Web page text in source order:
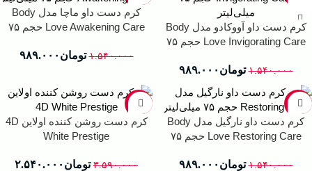
کرم دست داو آووکادو مدل Body
Love Invigorating Care حجم ۷۵
۱.۵۴۰.۰۰۰ تومان ۹۸۹.۰۰۰
کرم دست داو ماچا مدل Body
Love Awakening Care حجم ۷۵
۱.۵۴۰.۰۰۰ تومان ۹۸۹.۰۰۰
کرم دست داو نارگیل مدل Body
Love Restoring Care حجم ۷۵
۱.۵۴۰.۰۰۰ تومان ۹۸۹.۰۰۰
کرم دست روشن کننده اولاین 4D
White Prestige
۳.۵۹۰.۰۰۰ تومان ۲.۵۴۰.۰۰۰